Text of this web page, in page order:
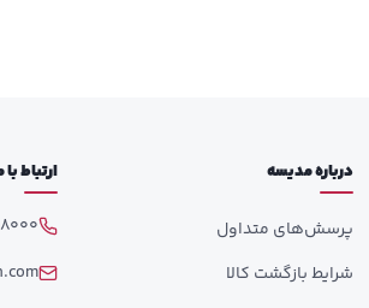
درباره مدیسه
پرسش‌های متداول
شرایط بازگشت کالا
ارتباط